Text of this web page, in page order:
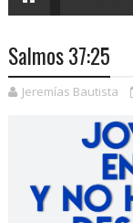
Salmos 37:25
Jeremías Bautista